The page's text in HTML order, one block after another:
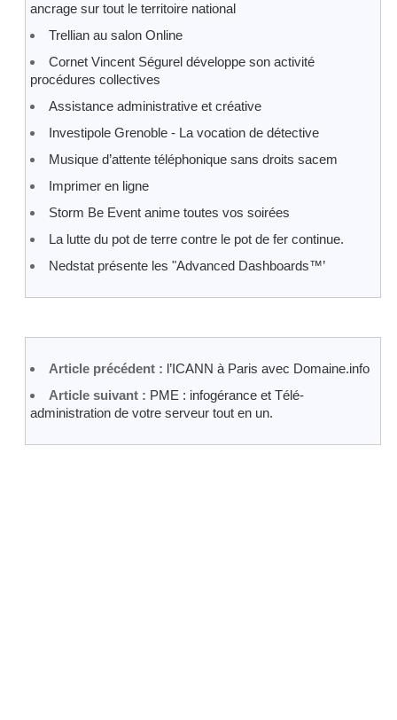
ancrage sur tout le territoire national
Trellian au salon Online
Cornet Vincent Ségurel développe son activité
procédures collectives
Assistance administrative et créative
Investipole Grenoble - La vocation de détective
Musique d’attente téléphonique sans droits sacem
Imprimer en ligne
Storm Be Event anime toutes vos soirées
La lutte du pot de terre contre le pot de fer continue.
Nedstat présente les "Advanced Dashboards™’
Article précédent : l’ICANN à Paris avec Domaine.info
Article suivant : PME : infogérance et Télé-
administration de votre serveur tout en un.